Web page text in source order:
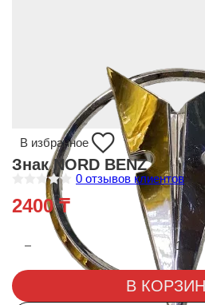
В избранное
Знак NORD BENZ
ц
е
и
з
5
0 отзывов клиентов
2400₸
Количество товара Знак NORD
В